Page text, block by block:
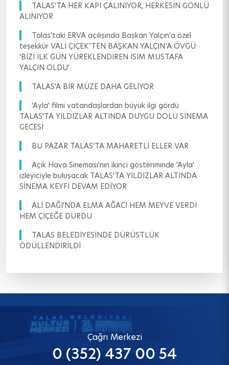
TALAS'TA HER KAPI ÇALINIYOR, HERKESİN GÖNLÜ
ALINIYOR
Talas'taki ERVA açılışında Başkan Yalçın'a özel
teşekkür VALİ ÇİÇEK’TEN BAŞKAN YALÇIN’A ÖVGÜ:
'BİZİ İLK GÜN YÜREKLENDİREN İSİM MUSTAFA
YALÇIN OLDU'
TALAS'A BİR MÜZE DAHA GELİYOR
'Ayla' filmi vatandaşlardan büyük ilgi gördü
TALAS'TA YILDIZLAR ALTINDA DUYGU DOLU SİNEMA
GECESİ
BU PAZAR TALAS'TA MAHARETLİ ELLER VAR
Açık Hava Sineması'nın ikinci gösteriminde 'Ayla'
izleyiciyle buluşacak TALAS'TA YILDIZLAR ALTINDA
SİNEMA KEYFİ DEVAM EDİYOR
ALİ DAĞI'NDA ELMA AĞACI HEM MEYVE VERDİ
HEM ÇİÇEĞE DURDU
TALAS BELEDİYESİNDE DÜRÜSTLÜK
ÖDÜLLENDİRİLDİ
Çağrı Merkezi
0 (352) 437 00 54